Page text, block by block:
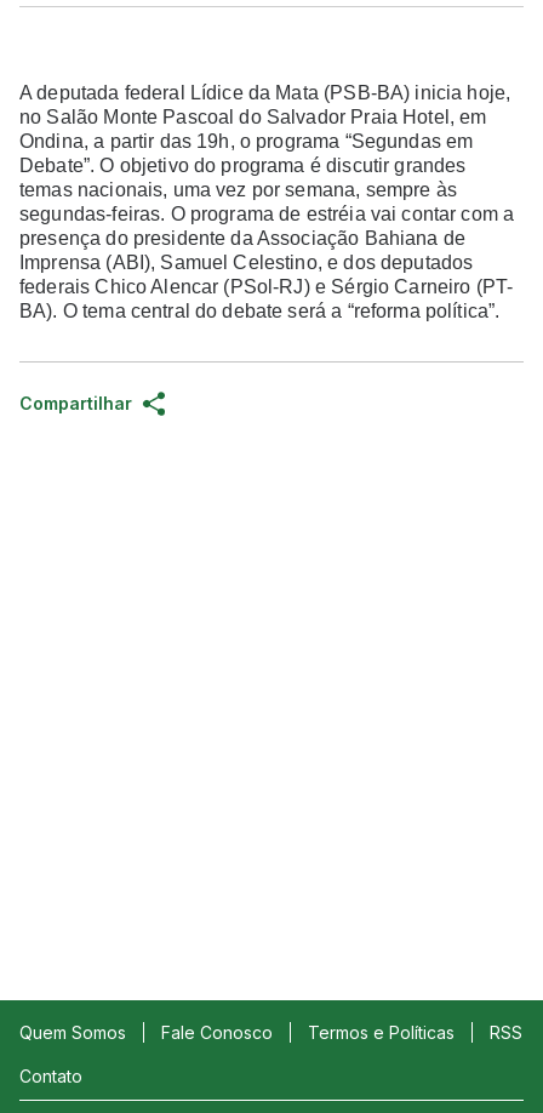
A deputada federal Lídice da Mata (PSB-BA) inicia hoje,
no Salão Monte Pascoal do Salvador Praia Hotel, em
Ondina, a partir das 19h, o programa “Segundas em
Debate”. O objetivo do programa é discutir grandes
temas nacionais, uma vez por semana, sempre às
segundas-feiras. O programa de estréia vai contar com a
presença do presidente da Associação Bahiana de
Imprensa (ABI), Samuel Celestino, e dos deputados
federais Chico Alencar (PSol-RJ) e Sérgio Carneiro (PT-
BA). O tema central do debate será a “reforma política”.
Compartilhar
Quem Somos Fale Conosco Termos e Políticas RSS
Contato